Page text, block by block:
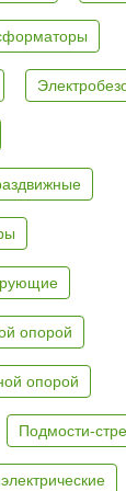
опорой
опорой
Подмости-